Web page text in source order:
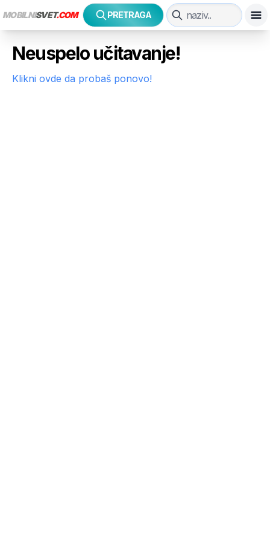
MOBILNISVET.COM PRETRAGA
Neuspelo učitavanje!
Klikni ovde da probaš ponovo!